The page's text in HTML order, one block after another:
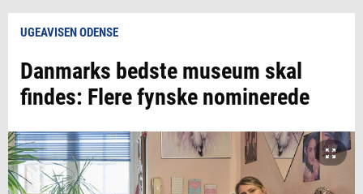
UGEAVISEN ODENSE
Danmarks bedste museum skal
findes: Flere fynske nominerede